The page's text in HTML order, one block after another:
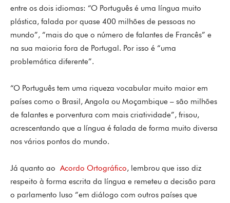
entre os dois idiomas: “O Português é uma língua muito
plástica, falada por quase 400 milhões de pessoas no
mundo”, “mais do que o número de falantes de Francês” e
na sua maioria fora de Portugal. Por isso é “uma
problemática diferente”.
“O Português tem uma riqueza vocabular muito maior em
países como o Brasil, Angola ou Moçambique – são milhões
de falantes e porventura com mais criatividade”, frisou,
acrescentando que a língua é falada de forma muito diversa
nos vários pontos do mundo.
Já quanto ao Acordo Ortográfico, lembrou que isso diz
respeito à forma escrita da língua e remeteu a decisão para
o parlamento luso “em diálogo com outros países que